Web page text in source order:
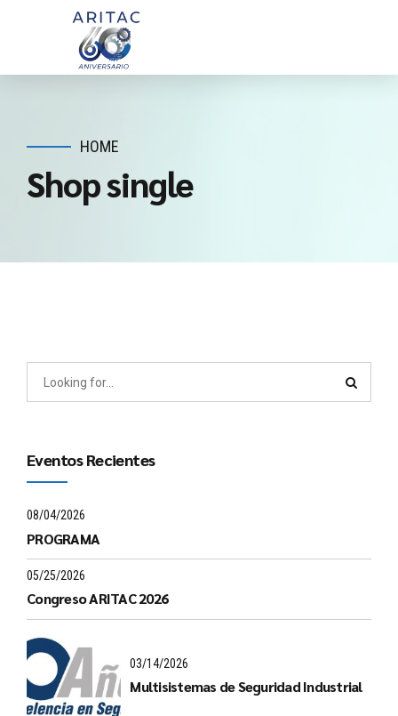
HOME
Shop single
Eventos Recientes
08/04/2026
PROGRAMA
05/25/2026
Congreso ARITAC 2026
03/14/2026
Multisistemas de Seguridad Industrial